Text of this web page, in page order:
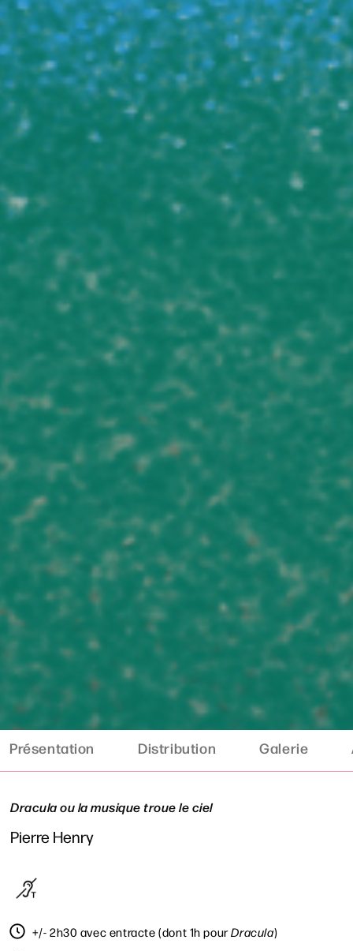
Présentation Distribution Galerie
Dracula ou la musique troue le ciel
Pierre Henry
+/- 2h30 avec entracte (dont 1h pourDracula)
Rechercher